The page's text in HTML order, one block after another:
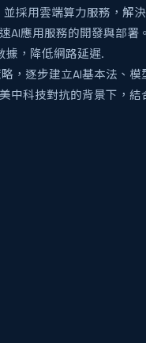
採用雲端算力服務，解
AI應用服務的開發與部署
據，降低網路延遲.
，逐步建立AI基本法、模
中科技對抗的背景下，結